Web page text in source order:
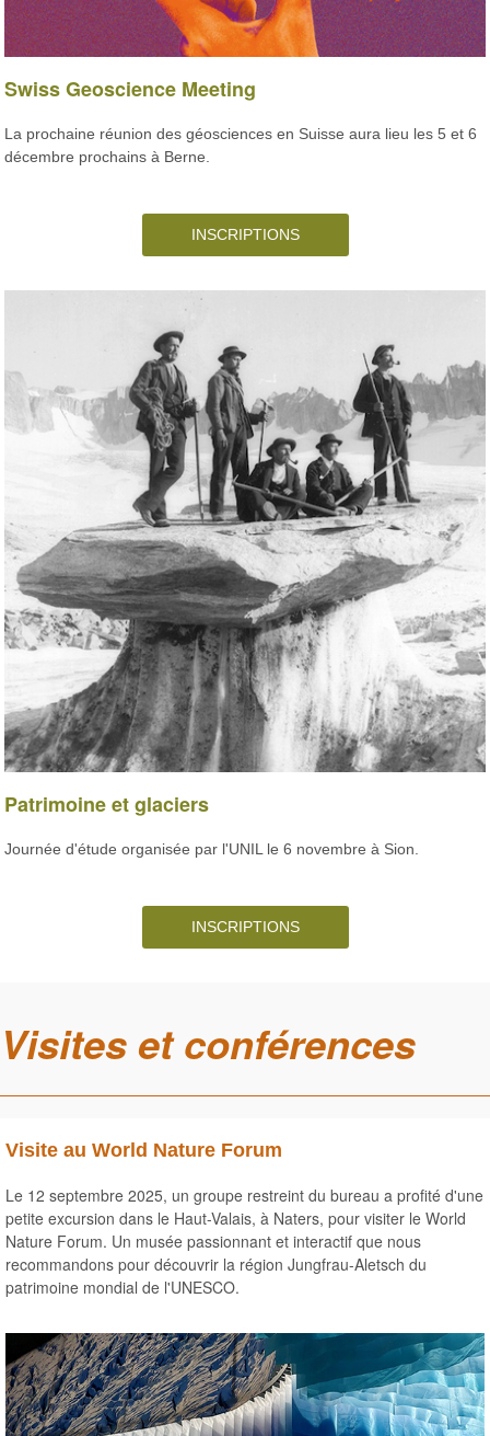
Swiss Geoscience Meeting
La prochaine réunion des géosciences en Suisse aura lieu les 5 et 6
décembre prochains à Berne.
INSCRIPTIONS
Patrimoine et glaciers
Journée d'étude organisée par l'UNIL le 6 novembre à Sion.
INSCRIPTIONS
Visites et conférences
Visite au World Nature Forum
Le 12 septembre 2025, un groupe restreint du bureau a profité d'une
petite excursion dans le Haut-Valais, à Naters, pour visiter le World
Nature Forum. Un musée passionnant et interactif que nous
recommandons pour découvrir la région Jungfrau-Aletsch du
patrimoine mondial de l'UNESCO.